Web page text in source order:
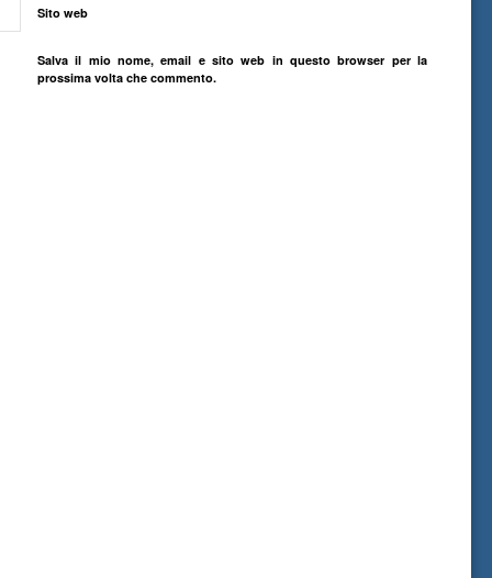
Sito web
Salva il mio nome, email e sito web in questo browser per la
prossima volta che commento.